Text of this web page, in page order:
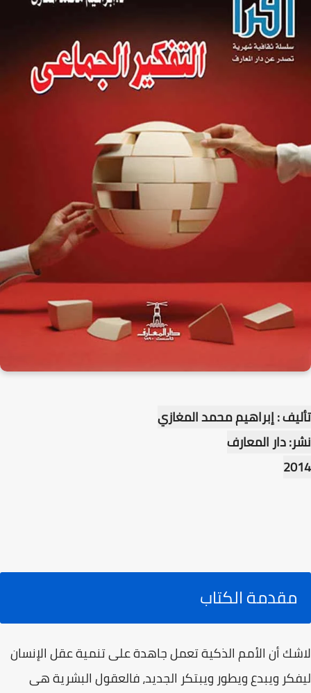
تأليف : إبراهيم محمد المغازي
نشر: دار المعارف
2014
مقدمة الكتاب
لاشك أن الأمم الذكية تعمل جاهدة على تنمية عقل الإنسان
ليفكر ويبدع ويطور ويبتكر الجديد، فالعقول البشرية هى